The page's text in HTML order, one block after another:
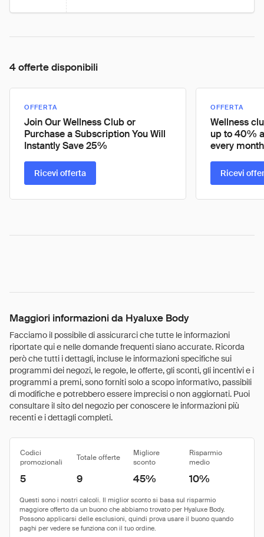
4 offerte disponibili
OFFERTA
Join Our Wellness Club or
Purchase a Subscription You Will
Instantly Save 25%
Ricevi offerta
OFFERTA
Wellness
up to 40%
every
Ricevi
Maggiori informazioni da Hyaluxe Body
Facciamo il possibile di assicurarci che tutte le informazioni
riportate qui e nelle domande frequenti siano accurate. Ricorda
però che tutti i dettagli, incluse le informazioni specifiche sui
programmi dei negozi, le regole, le offerte, gli sconti, gli incentivi e i
programmi a premi, sono forniti solo a scopo informativo, passibili
di modifiche e potrebbero essere imprecisi o non aggiornati. Puoi
consultare il sito del negozio per conoscere le informazioni più
recenti e i dettagli completi.
Codici
promozionali
Totale offerte
Migliore
sconto
Risparmio
medio
5 9 45% 10%